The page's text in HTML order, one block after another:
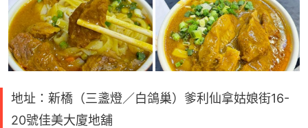
地址：新橋（三盞燈／白鴿巢）爹利仙拿姑娘街16-
20號佳美大廈地舖